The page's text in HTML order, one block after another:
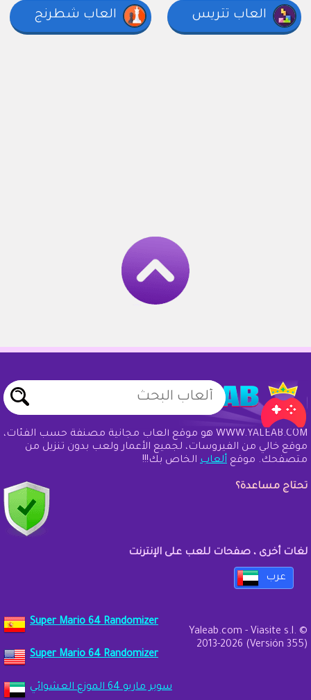
العاب تتريس العاب شطرنج
WWW.YALEAB.COM هو موقع ألعاب مجانية مصنفة حسب الفئات،
موقع خالي من الفيروسات، لجميع الأعمار ولعب بدون تنزيل من
متصفحك. موقع ألعاب الخاص بك!!!
تحتاج مساعدة؟
لغات أخرى ، صفحات للعب على الإنترنت
عرب
Super Mario 64 Randomizer
Super Mario 64 Randomizer
سوبر ماريو 64 الموزع العشوائي
Yaleab.com - Viasite s.l. ©
2013-2026 (Versión 355)